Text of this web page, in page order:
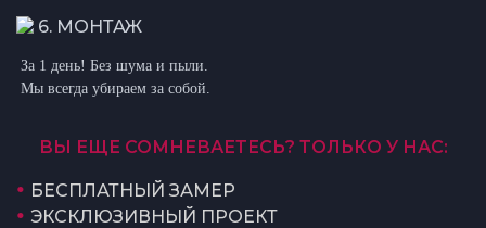
6. МОНТАЖ
За 1 день! Без шума и пыли.
Мы всегда убираем за собой.
ВЫ ЕЩЕ СОМНЕВАЕТЕСЬ? ТОЛЬКО У НАС:
БЕСПЛАТНЫЙ ЗАМЕР
ЭКСКЛЮЗИВНЫЙ ПРОЕКТ